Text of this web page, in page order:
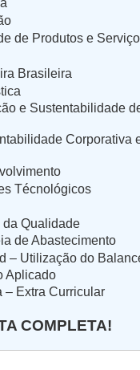
de Produtos e
Brasileira
e Sustentabilidade
Corporativa
Técnológicos
da Qualidade
de Abastecimento
– Utilização do
Aplicado
– Extra Curricular
COMPLETA!